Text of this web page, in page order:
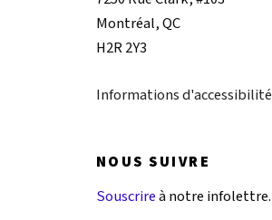
Montréal, QC
H2R 2Y3
Informations d'accessibilité
NOUS SUIVRE
Souscrireà notre infolettre.